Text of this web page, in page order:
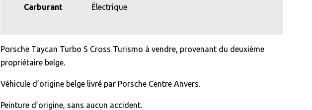
Carburant
Électrique
Porsche Taycan Turbo S Cross Turismo à vendre, provenant du deuxième
propriétaire belge.
Véhicule d’origine belge livré par Porsche Centre Anvers.
Peinture d’origine, sans aucun accident.